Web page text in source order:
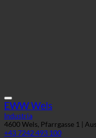
EWW Wels
Industria
4600 Wels, Pfarrgasse 1 |
+43 7242 493 100